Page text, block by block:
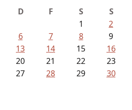
D F S
S
1
2
6 7 8
9
13 14 15
16
20 21 22
23
27 28 29
30